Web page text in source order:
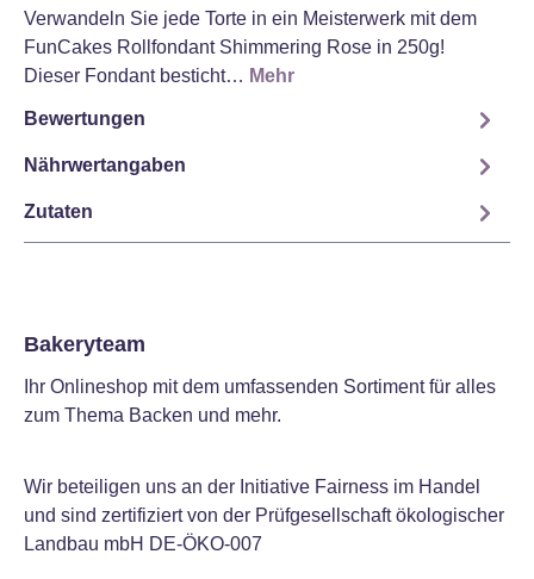
Verwandeln Sie jede Torte in ein Meisterwerk mit dem
FunCakes Rollfondant Shimmering Rose in 250g!
Dieser Fondant besticht… Mehr
Bewertungen
Nährwertangaben
Zutaten
Bakeryteam
Ihr Onlineshop mit dem umfassenden Sortiment für alles
zum Thema Backen und mehr.
Wir beteiligen uns an der Initiative Fairness im Handel
und sind zertifiziert von der Prüfgesellschaft ökologischer
Landbau mbH DE-ÖKO-007